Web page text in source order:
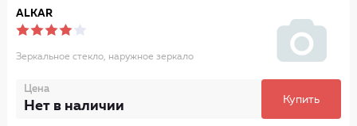
ALKAR
Зеркальное стекло, наружное зеркало
Цена
Нет в наличии Купить